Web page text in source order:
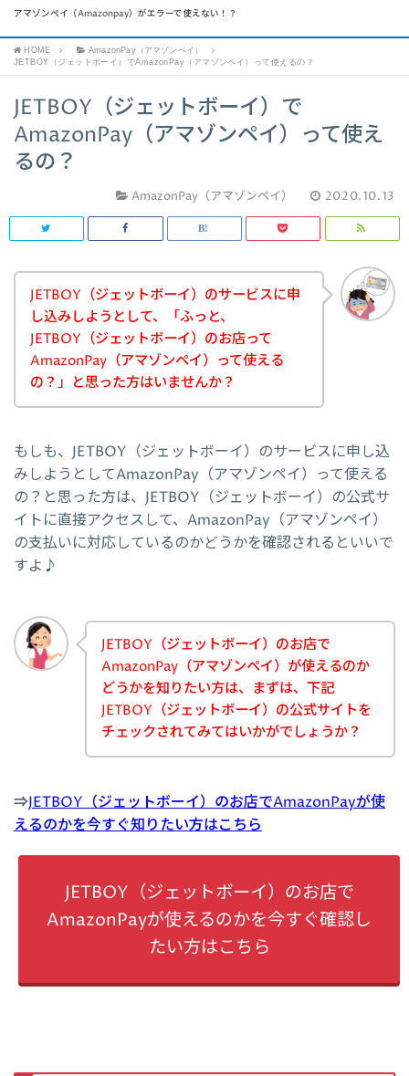
アマゾンペイ（Amazonpay）がエラーで使えない！？
HOME
AmazonPay（アマゾンペイ）
JETBOY（ジェットボーイ）でAmazonPay（アマゾンペイ）って使えるの？
JETBOY（ジェットボーイ）で
AmazonPay（アマゾンペイ）って使え
るの？
AmazonPay（アマゾンペイ） 2020.10.13
JETBOY（ジェットボーイ）のサービスに申
し込みしようとして、「ふっと、
JETBOY（ジェットボーイ）のお店って
AmazonPay（アマゾンペイ）って使える
の？」と思った方はいませんか？
もしも、JETBOY（ジェットボーイ）のサービスに申し込
みしようとしてAmazonPay（アマゾンペイ）って使える
の？と思った方は、JETBOY（ジェットボーイ）の公式サ
イトに直接アクセスして、AmazonPay（アマゾンペイ）
の支払いに対応しているのかどうかを確認されるといいで
すよ♪
JETBOY（ジェットボーイ）のお店で
AmazonPay（アマゾンペイ）が使えるのか
どうかを知りたい方は、まずは、下記
JETBOY（ジェットボーイ）の公式サイトを
チェックされてみてはいかがでしょうか？
⇒JETBOY（ジェットボーイ）のお店でAmazonPayが使
えるのかを今すぐ知りたい方はこちら
JETBOY（ジェットボーイ）のお店で
AmazonPayが使えるのかを今すぐ確認し
たい方はこちら